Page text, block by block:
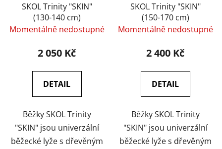
SKOL Trinity "SKIN"
(130-140 cm)
Momentálně nedostupné
2 050 Kč
DETAIL
Běžky SKOL Trinity
"SKIN" jsou univerzální
běžecké lyže s dřevěným
SKOL Trinity "SKIN"
(150-170 cm)
Momentálně nedostupné
2 400 Kč
DETAIL
Běžky SKOL Trinity
"SKIN" jsou univerzální
běžecké lyže s dřevěným